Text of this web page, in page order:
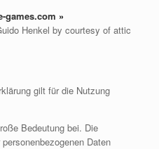
games.com »
Henkel by courtesy of attic
gilt für die Nutzung
Bedeutung bei. Die
Daten